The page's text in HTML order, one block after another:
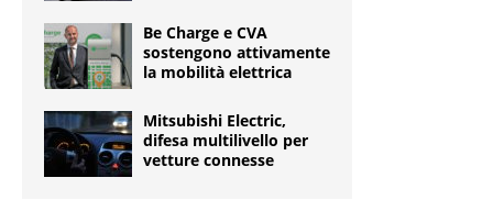
Be Charge e CVA
sostengono attivamente
la mobilità elettrica
Mitsubishi Electric,
difesa multilivello per
vetture connesse